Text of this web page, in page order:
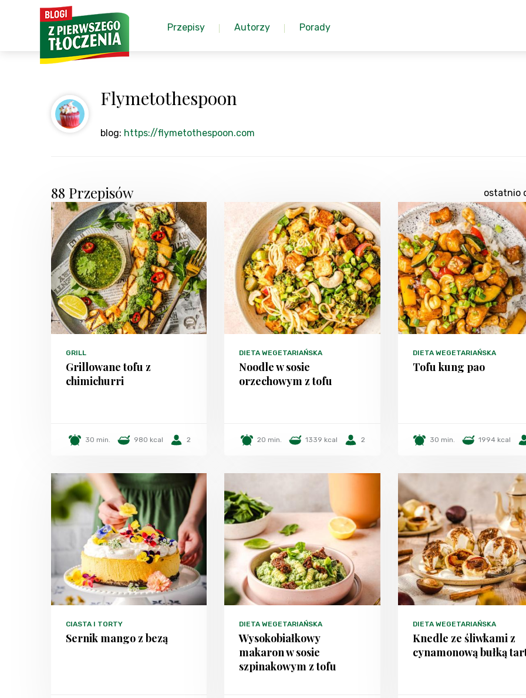
Przepisy Autorzy Porady
Flymetothespoon
blog: https://flymetothespoon.com
88 Przepisów ostatnio
GRILL
Grillowane tofu z
chimichurri
30 min. 980 kcal 2
DIETA WEGETARIAŃSKA
Noodle w sosie
orzechowym z tofu
20 min. 1339 kcal 2
DIETA WEGETARIAŃSKA
Tofu kung pao
30 min. 1994 kcal
CIASTA I TORTY
Sernik mango z bezą
DIETA WEGETARIAŃSKA
Wysokobiałkowy
makaron w sosie
szpinakowym z tofu
DIETA WEGETARIAŃSKA
Knedle ze śliwkami z
cynamonową bułką